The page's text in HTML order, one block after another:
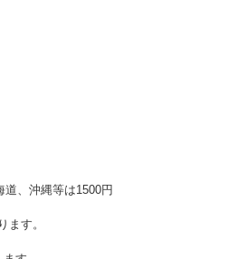
、沖縄等は1500円
ます。